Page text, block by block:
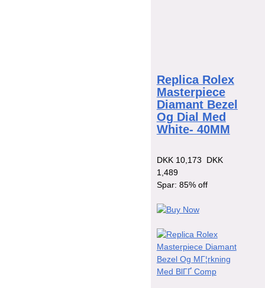
Replica Rolex
Masterpiece
Diamant Bezel
Og Dial Med
White- 40MM
DKK 10,173
DKK
1,489
Spar: 85% off